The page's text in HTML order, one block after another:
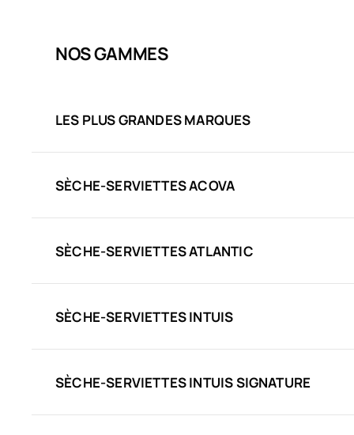
NOS GAMMES
LES PLUS GRANDES MARQUES
SÈCHE-SERVIETTES ACOVA
SÈCHE-SERVIETTES ATLANTIC
SÈCHE-SERVIETTES INTUIS
SÈCHE-SERVIETTES INTUIS SIGNATURE